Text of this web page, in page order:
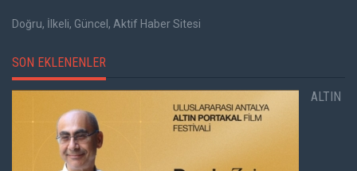
Doğru, İlkeli, Güncel, Aktif Haber Sitesi
SON EKLENENLER
ALTIN